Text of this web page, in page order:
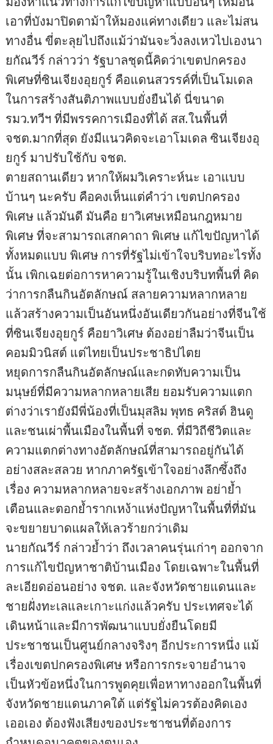
เอาที่บังมาปิดตาม้าให้มองแค่ทางเดียว และไม่สน
ทางอื่น ขี่ตะลุยไปถึงแม้ว่ามันจะวิ่งลงเหวไปเองนา
ยกัณวีร์ กล่าวว่า รัฐบาลชุดนี้คิดว่าเขตปกครอง
พิเศษที่ซินเจียงอุยกูร์ คือแดนสวรรค์ที่เป็นโมเดล
ในการสร้างสันติภาพแบบยั่งยืนได้ นี่ขนาด
รมว.ทวีฯ ที่มีพรรคการเมืองที่ได้ สส.ในพื้นที่
จชต.มากที่สุด ยังมีแนวคิดจะเอาโมเดล ซินเจียงอุ
ยกูร์ มาปรับใช้กับ จชต.
ตายสถานเดียว หากให้ผมวิเคราะห์นะ เอาแบบ
บ้านๆ นะครับ คือคงเห็นแต่คำว่า เขตปกครอง
พิเศษ แล้วมันดี มันคือ ยาวิเศษเหมือนกฎหมาย
พิเศษ ที่จะสามารถเสกคาถา พิเศษ แก้ไขปัญหาได้
ทั้งหมดแบบ พิเศษ การที่รัฐไม่เข้าใจบริบทอะไรทั้ง
นั้น เพิกเฉยต่อการหาความรู้ในเชิงบริบทพื้นที่ คิด
ว่าการกลืนกินอัตลักษณ์ สลายความหลากหลาย
แล้วสร้างความเป็นอันหนึ่งอันเดียวกันอย่างที่จีนใช้
ที่ซินเจียงอุยกูร์ คือยาวิเศษ ต้องอย่าลืมว่าจีนเป็น
คอมมิวนิสต์ แต่ไทยเป็นประชาธิปไตย
หยุดการกลืนกินอัตลักษณ์และกดทับความเป็น
มนุษย์ที่มีความหลากหลายเสีย ยอมรับความแตก
ต่างว่าเรายังมีพี่น้องที่เป็นมุสลิม พุทธ คริสต์ ฮินดู
และชนเผ่าพื้นเมืองในพื้นที่ จชต. ที่มีวิถีชีวิตและ
ความแตกต่างทางอัตลักษณ์ที่สามารถอยู่กันได้
อย่างสละสลวย หากภาครัฐเข้าใจอย่างลึกซึ้งถึง
เรื่อง ความหลากหลายจะสร้างเอกภาพ อย่าย้ำ
เตือนและตอกย้ำรากเหง้าแห่งปัญหาในพื้นที่ที่มัน
จะขยายบาดแผลให้เลวร้ายกว่าเดิม
นายกัณวีร์ กล่าวย้ำว่า ถึงเวลาคนรุ่นเก่าๆ ออกจาก
การแก้ไขปัญหาชาติบ้านเมือง โดยเฉพาะในพื้นที่
ละเอียดอ่อนอย่าง จชต. และจังหวัดชายแดนและ
ชายฝั่งทะเลและเกาะแก่งแล้วครับ ประเทศจะได้
เดินหน้าและมีการพัฒนาแบบยั่งยืนโดยมี
ประชาชนเป็นศูนย์กลางจริงๆ อีกประการหนึ่ง แม้
เรื่องเขตปกครองพิเศษ หรือการกระจายอำนาจ
เป็นหัวข้อหนึ่งในการพูดคุยเพื่อหาทางออกในพื้นที่
จังหวัดชายแดนภาคใต้ แต่รัฐไม่ควรต้องคิดเอง
เออเอง ต้องฟังเสียงของประชาชนที่ต้องการ